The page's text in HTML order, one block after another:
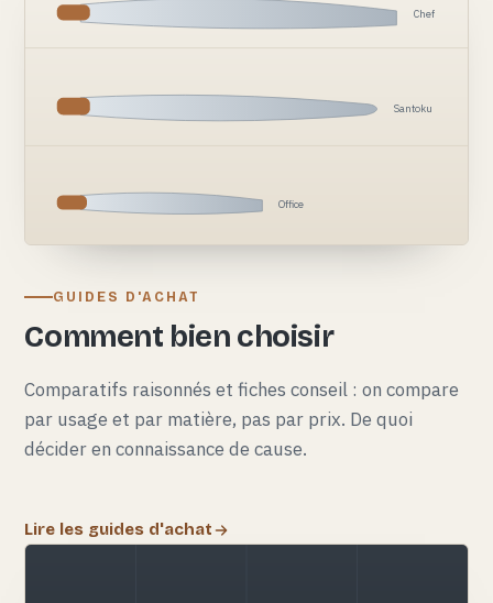
Chef
Santoku
Office
GUIDES D'ACHAT
Comment bien choisir
Comparatifs raisonnés et fiches conseil : on compare
par usage et par matière, pas par prix. De quoi
décider en connaissance de cause.
Lire les guides d'achat